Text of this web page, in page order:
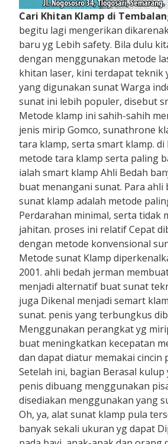
Cari Khitan Klamp di
begitu lagi mengerikan
baru yg Lebih safety. Bila dulu
dengan menggunakan metode
khitan laser, kini terdapat teknik
yang digunakan sunat Warga
sunat ini lebih populer, disebut
Metode klamp ini sahih-sahih
jenis mirip Gomco, sunathrone
tara klamp, serta smart klamp. di
metode tara klamp serta paling
ialah smart klamp Ahli Bedah
buat menangani sunat. Para ahli
sunat klamp adalah metode
Perdarahan minimal, serta tidak
jahitan. proses ini relatif Cepat
dengan metode konvensional
Metode sunat Klamp
2001. ahli bedah jerman
menjadi alternatif buat sunat
juga Dikenal menjadi semart
sunat. penis yang terbungkus
Menggunakan perangkat yg
buat meningkatkan kecepatan
dan dapat diatur memakai cincin
Setelah ini, bagian Berasal
penis dibuang menggunakan
disediakan menggunakan yang
Oh, ya, alat sunat klamp pula
banyak sekali ukuran yg dapat